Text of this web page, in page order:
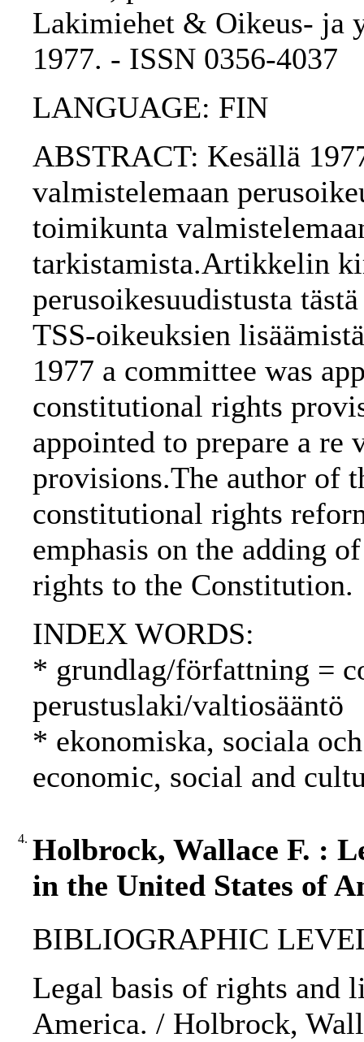
Lakimiehet & Oikeus- ja
1977. - ISSN 0356-4037
LANGUAGE: FIN
ABSTRACT: Kesällä
valmistelemaan
toimikunta
tarkistamista.Artikkelin
perusoikesuudistusta
TSS-oikeuksien
1977 a committee was
constitutional rights
appointed to prepare a
provisions.The author of
constitutional rights
emphasis on the adding
rights to the Constitution.
INDEX WORDS:
* grundlag/författning =
perustuslaki/valtiosääntö
* ekonomiska, sociala
economic, social and
4. Holbrock, Wallace F. :
in the United States of
BIBLIOGRAPHIC
Legal basis of rights and
America. / Holbrock,